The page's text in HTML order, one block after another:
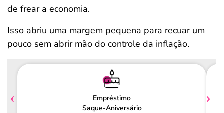
de frear a economia.
Isso abriu uma margem pequena para recuar um
pouco sem abrir mão do controle da inflação.
Empréstimo
Saque-Aniversário